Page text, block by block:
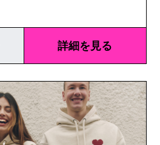
詳細を見る